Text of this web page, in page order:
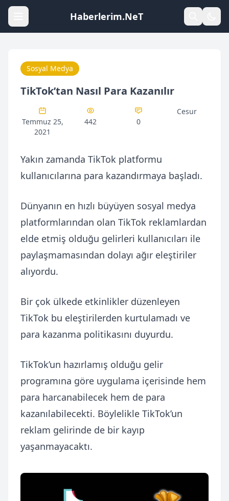
Haberlerim.NeT
Sosyal Medya
TikTok’tan Nasıl Para Kazanılır
Temmuz 25,
2021
442 0
Cesur
Yakın zamanda TikTok platformu
kullanıcılarına para kazandırmaya başladı.
Dünyanın en hızlı büyüyen sosyal medya
platformlarından olan TikTok reklamlardan
elde etmiş olduğu gelirleri kullanıcıları ile
paylaşmamasından dolayı ağır eleştiriler
alıyordu.
Bir çok ülkede etkinlikler düzenleyen
TikTok bu eleştirilerden kurtulamadı ve
para kazanma politikasını duyurdu.
TikTok’un hazırlamış olduğu gelir
programına göre uygulama içerisinde hem
para harcanabilecek hem de para
kazanılabilecekti. Böylelikle TikTok’un
reklam gelirinde de bir kayıp
yaşanmayacaktı.